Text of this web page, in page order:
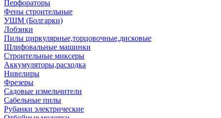
Перфораторы
Фены строительные
УШМ (Болгарки)
Лобзики
Пилы циркулярные,торцовочные,дисковые
Шлифовальные машинки
Строительные миксеры
Аккумуляторы,расходка
Нивелиры
Фрезеры
Садовые измельчители
Сабельные пилы
Рубанки электрические